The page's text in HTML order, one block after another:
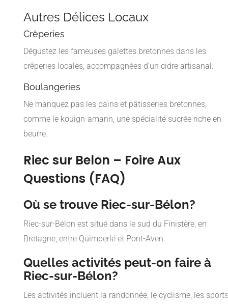
Autres Délices Locaux
Crêperies
Dégustez les fameuses galettes bretonnes dans les
crêperies locales, accompagnées d’un cidre artisanal.
Boulangeries
Ne manquez pas les pains et pâtisseries bretonnes,
comme le kouign-amann, une spécialité sucrée riche en
beurre.
Riec sur Belon – Foire Aux
Questions (FAQ)
Où se trouve Riec-sur-Bélon?
Riec-sur-Bélon est situé dans le sud du Finistère, en
Bretagne, entre Quimperlé et Pont-Aven.
Quelles activités peut-on faire à
Riec-sur-Bélon?
Les activités incluent la randonnée, le cyclisme, les sports